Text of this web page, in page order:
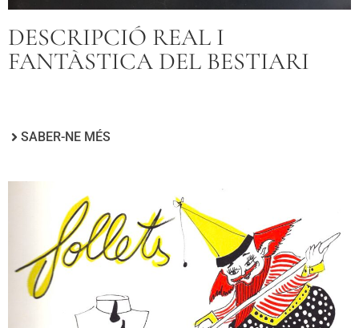
DESCRIPCIÓ REAL I
FANTÀSTICA DEL BESTIARI
SABER-NE MÉS